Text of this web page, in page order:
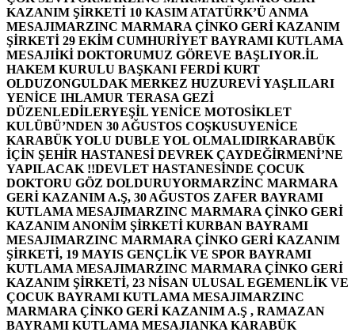
KAZANIM ŞİRKETİ 10 KASIM ATATÜRK’Ü ANMA
MESAJIMARZINC MARMARA ÇİNKO GERİ KAZANIM
ŞİRKETİ 29 EKİM CUMHURİYET BAYRAMI KUTLAMA
MESAJIİKİ DOKTORUMUZ GÖREVE BAŞLIYOR.İL
HAKEM KURULU BAŞKANI FERDİ KURT
OLDUZONGULDAK MERKEZ HUZUREVİ YAŞLILARI
YENİCE IHLAMUR TERASA GEZİ
DÜZENLEDİLERYEŞİL YENİCE MOTOSİKLET
KULÜBÜ’NDEN 30 AĞUSTOS COŞKUSUYENİCE
KARABÜK YOLU DUBLE YOL OLMALIDIRKARABÜK
İÇİN ŞEHİR HASTANESİ DEVREK ÇAYDEĞİRMENİ’NE
YAPILACAK !!DEVLET HASTANESİNDE ÇOCUK
DOKTORU GÖZ DOLDURUYORMARZİNC MARMARA
GERİ KAZANIM A.Ş, 30 AĞUSTOS ZAFER BAYRAMI
KUTLAMA MESAJIMARZINC MARMARA ÇİNKO GERİ
KAZANIM ANONİM ŞİRKETİ KURBAN BAYRAMI
MESAJIMARZINC MARMARA ÇİNKO GERİ KAZANIM
ŞİRKETİ, 19 MAYIS GENÇLİK VE SPOR BAYRAMI
KUTLAMA MESAJIMARZINC MARMARA ÇİNKO GERİ
KAZANIM ŞİRKETİ, 23 NİSAN ULUSAL EGEMENLİK VE
ÇOCUK BAYRAMI KUTLAMA MESAJIMARZINC
MARMARA ÇİNKO GERİ KAZANIM A.Ş , RAMAZAN
BAYRAMI KUTLAMA MESAJIANKA KARABÜK